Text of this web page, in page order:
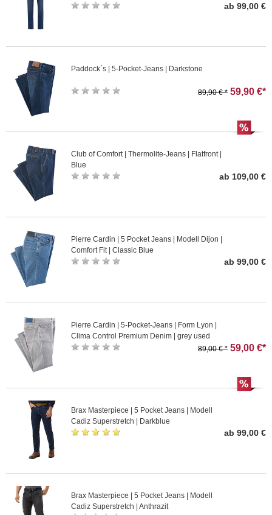
ab 99,00 €
Paddock´s | 5-Pocket-Jeans | Darkstone
89,90 € * 59,90 €*
Club of Comfort | Thermolite-Jeans | Flatfront |
Blue
ab 109,00 €
Pierre Cardin | 5 Pocket Jeans | Modell Dijon |
Comfort Fit | Classic Blue
ab 99,00 €
Pierre Cardin | 5-Pocket-Jeans | Form Lyon |
Clima Control Premium Denim | grey used
89,00 € * 59,00 €*
Brax Masterpiece | 5 Pocket Jeans | Modell
Cadiz Superstretch | Darkblue
ab 99,00 €
Brax Masterpiece | 5 Pocket Jeans | Modell
Cadiz Superstretch | Anthrazit